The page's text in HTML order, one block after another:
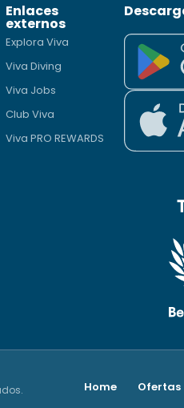
Enlaces
externos
Explora Viva
Viva Diving
Viva Jobs
Club Viva
Viva PRO REWARDS
Home Ofertas